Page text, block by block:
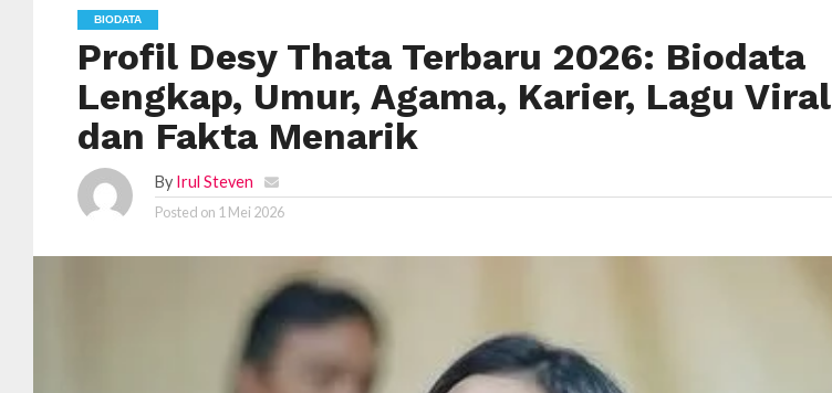
BIODATA
Profil Desy Thata Terbaru 2026: Biodata
Lengkap, Umur, Agama, Karier, Lagu Viral
dan Fakta Menarik
By Irul Steven
Posted on 1 Mei 2026